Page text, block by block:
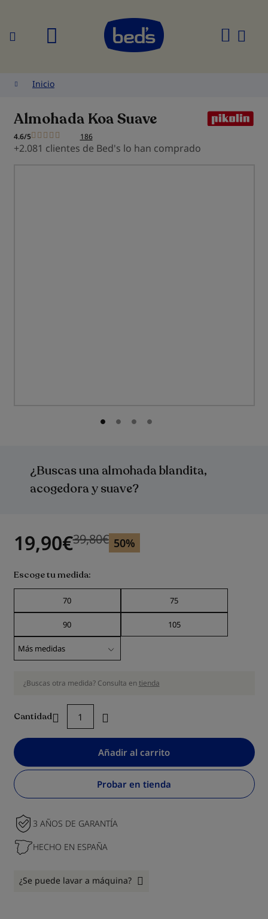
Buscar
Inicio
Almohada Koa Suave
4.6/5 186
+2.081 clientes de Bed's lo han comprado
19,90€ Precio anterior
Precio anterior 39,80
39,80€ 50%
Escoge tu medida
70 75
90 105
¿Buscas otra medida? Consulta en tienda
Cantidad
Añadir al carrito
Probar en tienda
3 AÑOS DE GARANTÍA
HECHO EN ESPAÑA
¿Se puede lavar a máquina?
galería
¿Buscas una almohada blandita,
acogedora y suave?